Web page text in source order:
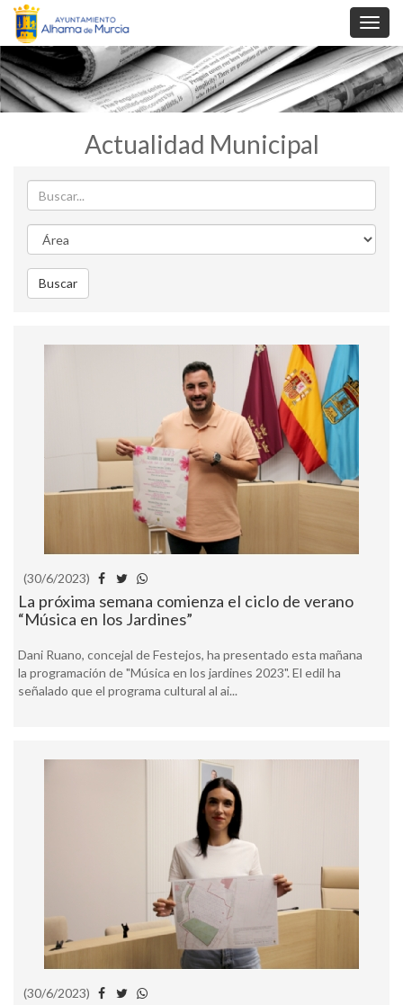
Actualidad Municipal
Buscar
Area
Buscar
(30/6/2023)
La próxima semana comienza el ciclo de verano
“Música en los Jardines”
Dani Ruano, concejal de Festejos, ha presentado esta mañana
la programación de "Música en los jardines 2023". El edil ha
señalado que el programa cultural al ai...
(30/6/2023)